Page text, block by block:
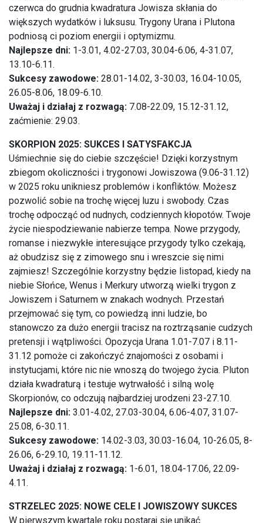
czerwca do grudnia kwadratura Jowisza skłania do
większych wydatków i luksusu. Trygony Urana i Plutona
podniosą ci poziom energii i optymizmu.
Najlepsze dni: 1-3.01, 4.02-27.03, 30.04-6.06, 4-31.07,
13.10-6.11.
Sukcesy zawodowe: 28.01-14.02, 3-30.03, 16.04-10.05,
26.05-8.06, 18.09-6.10.
Uważaj i działaj z rozwagą: 7.08-22.09, 15.12-31.12,
zaćmienie: 29.03.
SKORPION 2025: SUKCES I SATYSFAKCJA
Uśmiechnie się do ciebie szczęście! Dzięki korzystnym
zbiegom okoliczności i trygonowi Jowiszowa (9.06-31.12)
w 2025 roku unikniesz problemów i konfliktów. Możesz
pozwolić sobie na trochę więcej luzu i swobody. Czas
trochę odpocząć od nudnych, codziennych kłopotów. Twoje
życie niespodziewanie nabierze tempa. Nowe przygody,
romanse i niezwykłe interesujące przygody tylko czekają,
aż obudzisz się z zimowego snu i wreszcie się nimi
zajmiesz! Szczególnie korzystny będzie listopad, kiedy na
niebie Słońce, Wenus i Merkury utworzą wielki trygon z
Jowiszem i Saturnem w znakach wodnych. Przestań
przejmować się tym, co powiedzą inni ludzie, bo
stanowczo za dużo energii tracisz na roztrząsanie cudzych
pretensji i wątpliwości. Opozycja Urana 1.01-7.07 i 8.11-
31.12 pomoże ci zakończyć znajomości z osobami i
instytucjami, które nic nie wnoszą do twojego życia. Pluton
działa kwadraturą i testuje wytrwałość i silną wolę
Skorpionów, co odczują najbardziej urodzeni 23-27.10.
Najlepsze dni: 3.01-4.02, 27.03-30.04, 6.06-4.07, 31.07-
25.08, 6-30.11.
Sukcesy zawodowe: 14.02-3.03, 30.03-16.04, 10-26.05, 8-
26.06, 6-29.10, 19.11-11.12.
Uważaj i działaj z rozwagą: 1-6.01, 18.04-17.06, 22.09-
4.11.
STRZELEC 2025: NOWE CELE I JOWISZOWY SUKCES
W pierwszym kwartale roku postaraj się unikać